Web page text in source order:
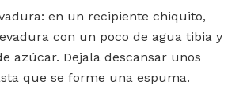
en un recipiente chiquito,
con un poco de agua tibia y
azúcar. Dejala descansar unos
que se forme una espuma.